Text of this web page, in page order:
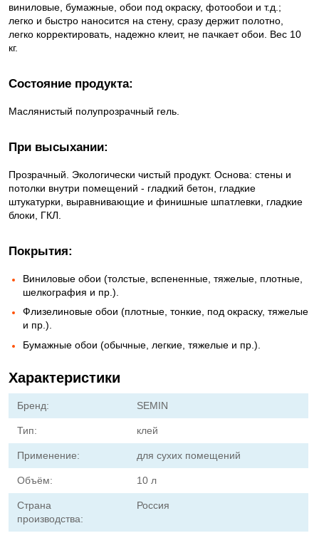
виниловые, бумажные, обои под окраску, фотообои и т.д.;
легко и быстро наносится на стену, сразу держит полотно,
легко корректировать, надежно клеит, не пачкает обои. Вес 10
кг.
Состояние продукта:
Маслянистый полупрозрачный гель.
При высыхании:
Прозрачный. Экологически чистый продукт. Основа: стены и
потолки внутри помещений - гладкий бетон, гладкие
штукатурки, выравнивающие и финишные шпатлевки, гладкие
блоки, ГКЛ.
Покрытия:
Виниловые обои (толстые, вспененные, тяжелые, плотные,
шелкография и пр.).
Флизелиновые обои (плотные, тонкие, под окраску, тяжелые
и пр.).
Бумажные обои (обычные, легкие, тяжелые и пр.).
Характеристики
Бренд: SEMIN
Тип: клей
Применение: для сухих помещений
Объём: 10 л
Страна
производства:
Россия